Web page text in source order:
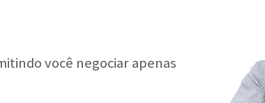
você negociar apenas